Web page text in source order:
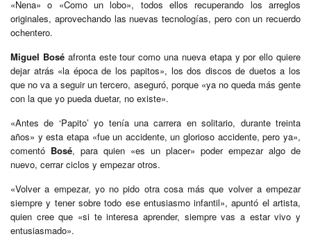
«Nena» o «Como un lobo», todos ellos recuperando los arreglos
originales, aprovechando las nuevas tecnologías, pero con un recuerdo
ochentero.
Miguel Boséafronta este tour como una nueva etapa y por ello quiere
dejar atrás «la época de los papitos», los dos discos de duetos a los
que no va a seguir un tercero, aseguró, porque «ya no queda más gente
con la que yo pueda duetar, no existe».
«Antes de ‘Papito’ yo tenía una carrera en solitario, durante treinta
años» y esta etapa «fue un accidente, un glorioso accidente, pero ya»,
comentó Bosé, para quien «es un placer» poder empezar algo de
nuevo, cerrar ciclos y empezar otros.
«Volver a empezar, yo no pido otra cosa más que volver a empezar
siempre y tener sobre todo ese entusiasmo infantil», apuntó el artista,
quien cree que «si te interesa aprender, siempre vas a estar vivo y
entusiasmado».